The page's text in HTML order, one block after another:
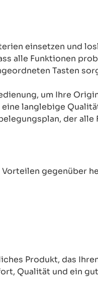
einsetzen und
alle Funktionen
Tasten
um Ihre
langlebige
der alle
gegenüber
Produkt, das
Qualität und ein